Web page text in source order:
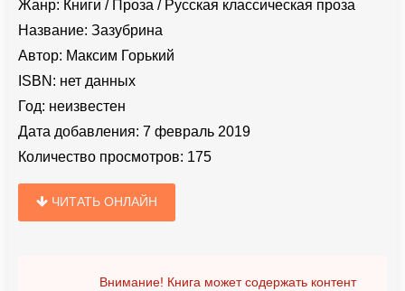
Жанр: Книги / Проза / Русская классическая проза
Название: Зазубрина
Автор: Максим Горький
ISBN: нет данных
Год: неизвестен
Дата добавления: 7 февраль 2019
Количество просмотров: 175
ЧИТАТЬ ОНЛАЙН
Внимание! Книга может содержать контент